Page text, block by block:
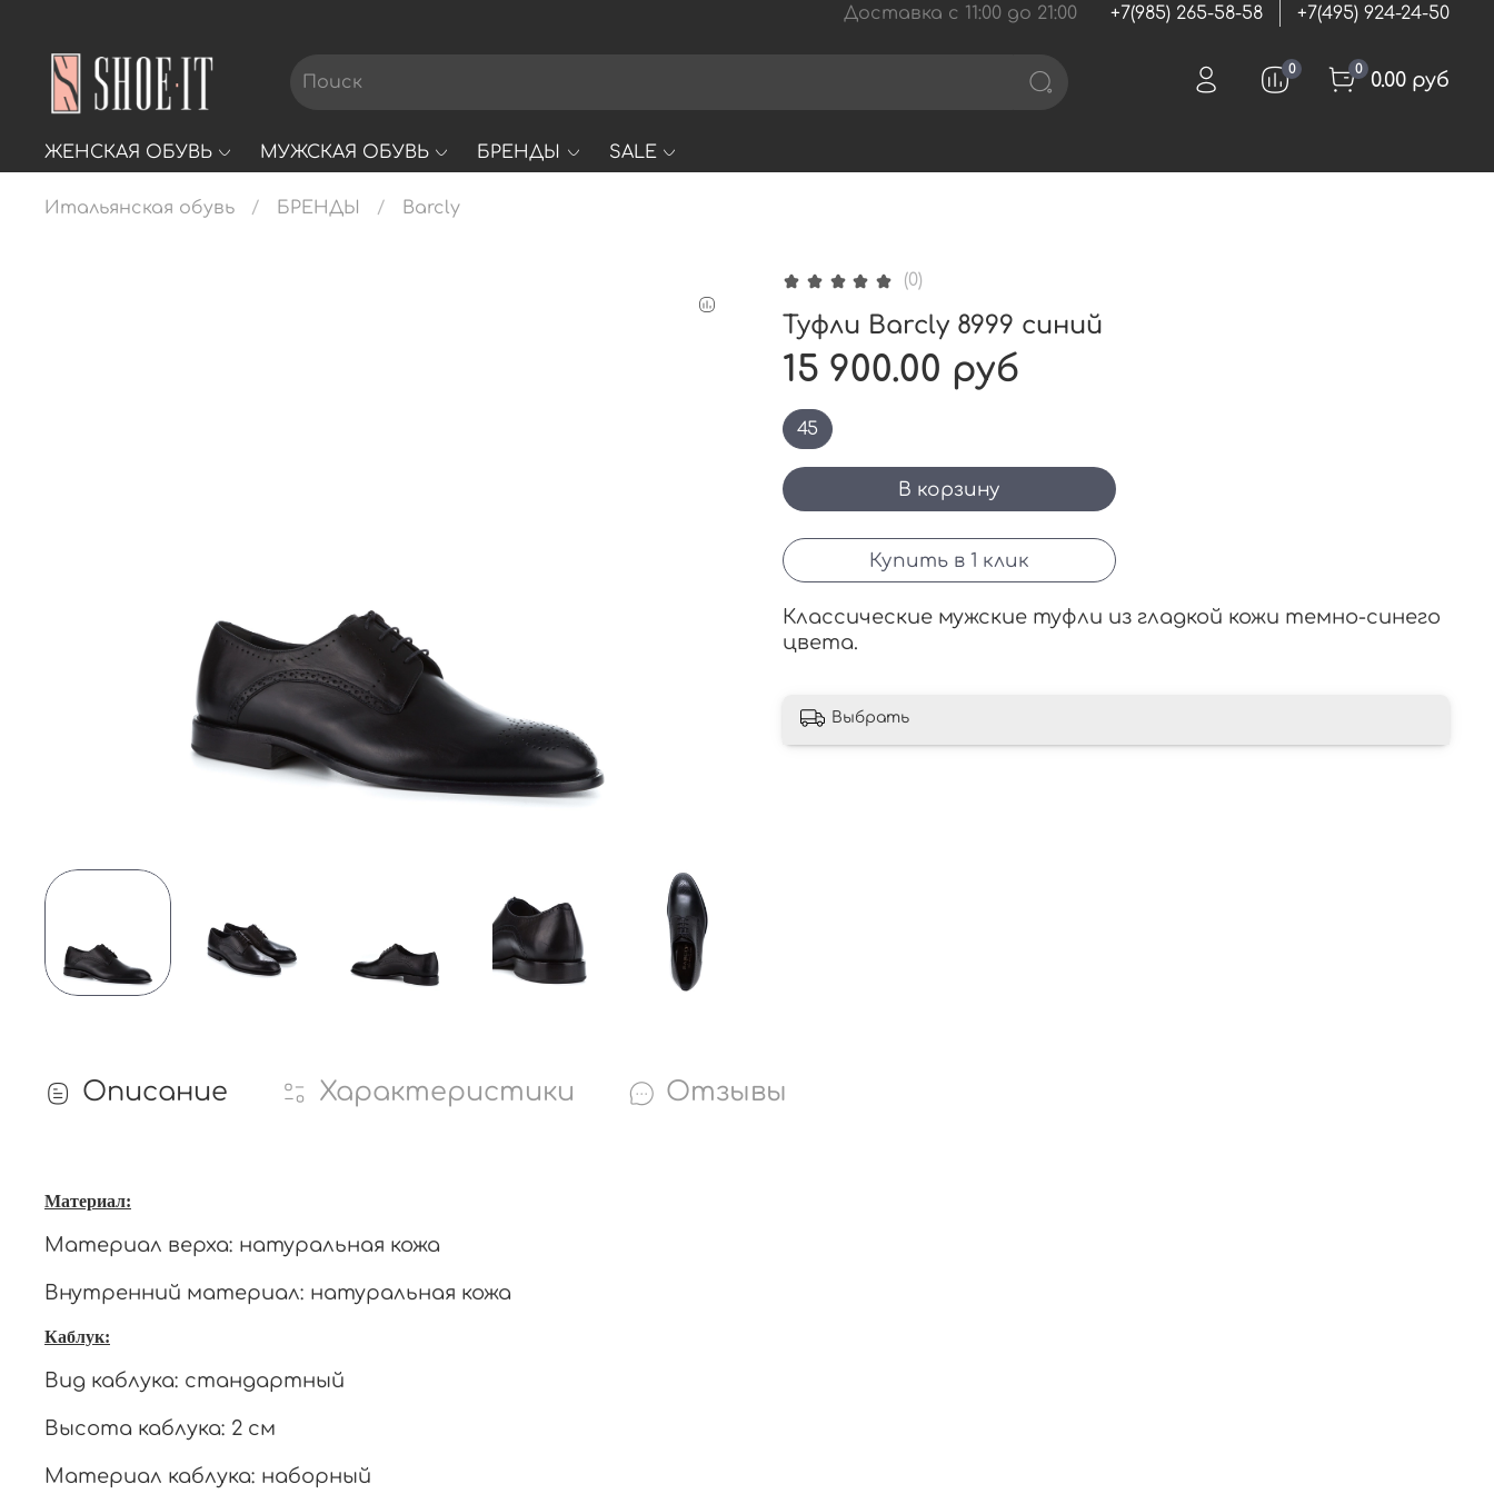
Доставка с 11:00 до 21:00 +7(985) 265-58-58 +7(495) 924-24-50
0 0 0.00 руб
ЖЕНСКАЯ ОБУВЬ МУЖСКАЯ ОБУВЬ БРЕНДЫ SALE
Итальянская обувь БРЕНДЫ Barcly
(0)
Туфли Barcly 8999 синий
15 900.00 руб
В корзину
Купить в 1 клик
45
Классические мужские туфли из гладкой кожи темно-синего
цвета.
Выбрать
Описание Характеристики Отзывы
Материал:
Материал верха: натуральная кожа
Внутренний материал: натуральная кожа
Каблук:
Вид каблука: стандартный
Высота каблука: 2 см
Материал каблука: наборный